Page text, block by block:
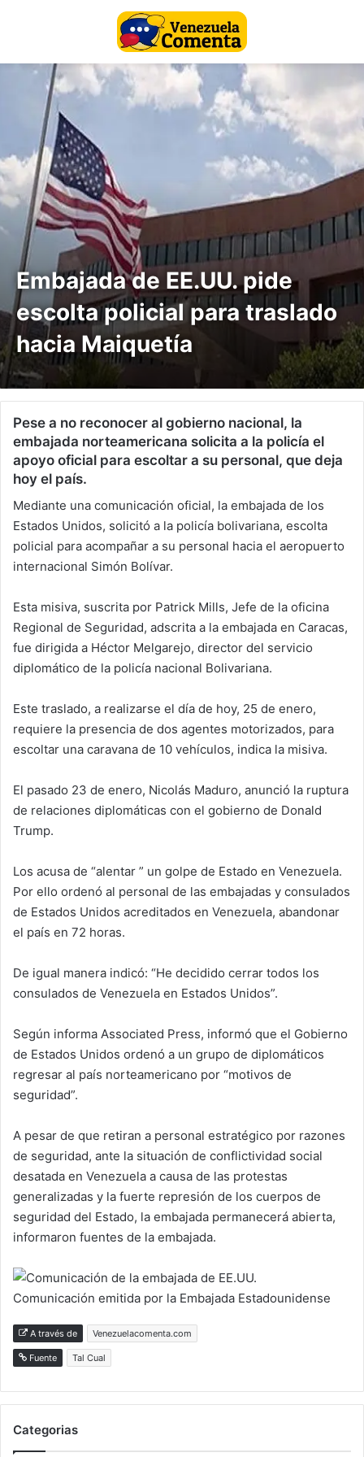
Embajada de EE.UU. pide
escolta policial para traslado
hacia Maiquetía
Pese a no reconocer al gobierno nacional, la
embajada norteamericana solicita a la policía el
apoyo oficial para escoltar a su personal, que deja
hoy el país.
Mediante una comunicación oficial, la embajada de los
Estados Unidos, solicitó a la policía bolivariana, escolta
policial para acompañar a su personal hacia el aeropuerto
internacional Simón Bolívar.
Esta misiva, suscrita por Patrick Mills, Jefe de la oficina
Regional de Seguridad, adscrita a la embajada en Caracas,
fue dirigida a Héctor Melgarejo, director del servicio
diplomático de la policía nacional Bolivariana.
Este traslado, a realizarse el día de hoy, 25 de enero,
requiere la presencia de dos agentes motorizados, para
escoltar una caravana de 10 vehículos, indica la misiva.
El pasado 23 de enero, Nicolás Maduro, anunció la ruptura
de relaciones diplomáticas con el gobierno de Donald
Trump.
Los acusa de “alentar ” un golpe de Estado en Venezuela.
Por ello ordenó al personal de las embajadas y consulados
de Estados Unidos acreditados en Venezuela, abandonar
el país en 72 horas.
De igual manera indicó: “He decidido cerrar todos los
consulados de Venezuela en Estados Unidos”.
Según informa Associated Press, informó que el Gobierno
de Estados Unidos ordenó a un grupo de diplomáticos
regresar al país norteamericano por “motivos de
seguridad”.
A pesar de que retiran a personal estratégico por razones
de seguridad, ante la situación de conflictividad social
desatada en Venezuela a causa de las protestas
generalizadas y la fuerte represión de los cuerpos de
seguridad del Estado, la embajada permanecerá abierta,
informaron fuentes de la embajada.
Comunicación emitida por la Embajada Estadounidense
A través de Venezuelacomenta.com
Fuente Tal Cual
Categorias